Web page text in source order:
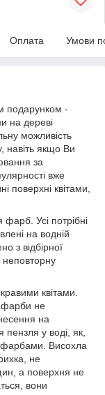
Оплата Умови
подарунком -
на дереві
можливість
навіть якщо Ви
за
вже
поверхні квітами,
Усі потрібні
на водній
з відбірної
неповторну
квітами.
фарби не
на
у воді, як,
Висохла
не
а поверхня не
вони